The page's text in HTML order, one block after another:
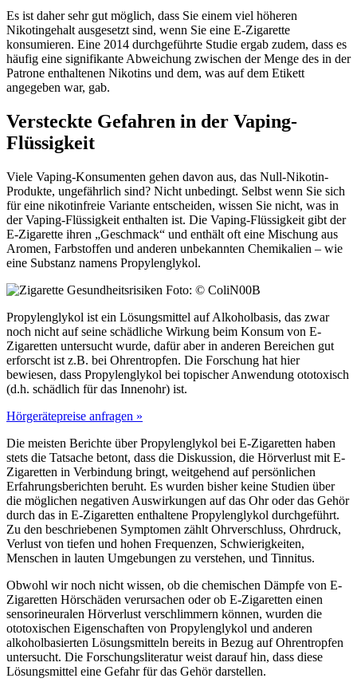
Es ist daher sehr gut möglich, dass Sie einem viel höheren
Nikotingehalt ausgesetzt sind, wenn Sie eine E-Zigarette
konsumieren. Eine 2014 durchgeführte Studie ergab zudem, dass es
häufig eine signifikante Abweichung zwischen der Menge des in der
Patrone enthaltenen Nikotins und dem, was auf dem Etikett
angegeben war, gab.
Versteckte Gefahren in der Vaping-
Flüssigkeit
Viele Vaping-Konsumenten gehen davon aus, das Null-Nikotin-
Produkte, ungefährlich sind? Nicht unbedingt. Selbst wenn Sie sich
für eine nikotinfreie Variante entscheiden, wissen Sie nicht, was in
der Vaping-Flüssigkeit enthalten ist. Die Vaping-Flüssigkeit gibt der
E-Zigarette ihren „Geschmack“ und enthält oft eine Mischung aus
Aromen, Farbstoffen und anderen unbekannten Chemikalien – wie
eine Substanz namens Propylenglykol.
Foto: © ColiN00B
Propylenglykol ist ein Lösungsmittel auf Alkoholbasis, das zwar
noch nicht auf seine schädliche Wirkung beim Konsum von E-
Zigaretten untersucht wurde, dafür aber in anderen Bereichen gut
erforscht ist z.B. bei Ohrentropfen. Die Forschung hat hier
bewiesen, dass Propylenglykol bei topischer Anwendung ototoxisch
(d.h. schädlich für das Innenohr) ist.
Hörgerätepreise anfragen »
Die meisten Berichte über Propylenglykol bei E-Zigaretten haben
stets die Tatsache betont, dass die Diskussion, die Hörverlust mit E-
Zigaretten in Verbindung bringt, weitgehend auf persönlichen
Erfahrungsberichten beruht. Es wurden bisher keine Studien über
die möglichen negativen Auswirkungen auf das Ohr oder das Gehör
durch das in E-Zigaretten enthaltene Propylenglykol durchgeführt.
Zu den beschriebenen Symptomen zählt Ohrverschluss, Ohrdruck,
Verlust von tiefen und hohen Frequenzen, Schwierigkeiten,
Menschen in lauten Umgebungen zu verstehen, und Tinnitus.
Obwohl wir noch nicht wissen, ob die chemischen Dämpfe von E-
Zigaretten Hörschäden verursachen oder ob E-Zigaretten einen
sensorineuralen Hörverlust verschlimmern können, wurden die
ototoxischen Eigenschaften von Propylenglykol und anderen
alkoholbasierten Lösungsmitteln bereits in Bezug auf Ohrentropfen
untersucht. Die Forschungsliteratur weist darauf hin, dass diese
Lösungsmittel eine Gefahr für das Gehör darstellen.